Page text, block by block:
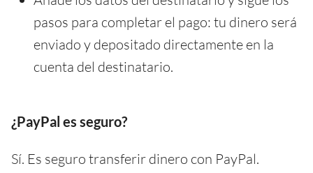
pasos para completar el pago: tu dinero será
enviado y depositado directamente en la
cuenta del destinatario.
¿PayPal es seguro?
Sí. Es seguro transferir dinero con PayPal.